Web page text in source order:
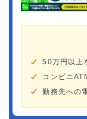
50万円以上
コンビニ
勤務先への